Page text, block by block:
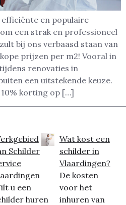
efficiënte en populaire
een strak en professioneel
bij ons verbaasd staan van
prijzen per m2! Vooral in
renovaties in
een uitstekende keuze.
korting op […]
Schilder
u een
huren
Wat kost een
schilder in
Vlaardingen?
De kosten
voor het
inhuren van